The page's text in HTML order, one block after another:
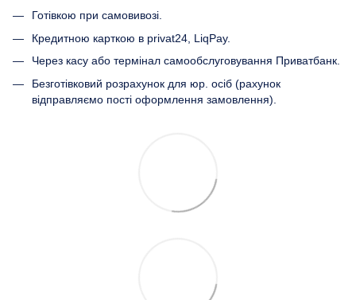
Готівкою при самовивозі.
Кредитною карткою в privat24, LiqPay.
Через касу або термінал самообслуговування Приватбанк.
Безготівковий розрахунок для юр. осіб (рахунок
відправляємо пості оформлення замовлення).